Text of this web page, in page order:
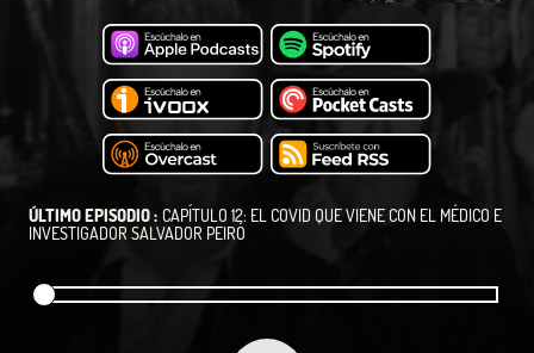
ÚLTIMO EPISODIO : CAPÍTULO 12: EL COVID QUE VIENE CON EL MÉDICO E
INVESTIGADOR SALVADOR PEIRÓ